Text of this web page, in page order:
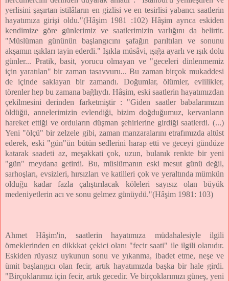
yerlisini şaşırtan istilâların en gizlisi ve en tesirlisi yabancı saatlerin
hayatımıza girişi oldu."(Hâşim 1981 :102) Hâşim ayrıca eskiden
kendimize göre günlerimiz ve saatlerimizin varlığını da belirtir.
"Müslüman gününün başlangıcını şafağın parıltıları ve sonunu
akşamın ışıkları tayin ederdi." Işıkla müsâvi, ışığa ayarlı ve ışık dolu
günler... Pratik, basit, yorucu olmayan ve "geceleri dinlenmemiz
için yaratılan" bir zaman tasavvuru... Bu zaman birçok mukaddesi
de içinde saklayan bir zamandı. Doğumlar, ölümler, evlilikler,
törenler hep bu zamana bağlıydı. Hâşim, eski saatlerin hayatımızdan
çekilmesini derinden farketmiştir : "Giden saatler babalarımızın
öldüğü, annelerimizin evlendiği, bizim doğduğumuz, kervanların
hareket ettiği ve orduların düşman şehirlerine girdiği saatlerdi. (...)
Yeni "ölçü" bir zelzele gibi, zaman manzaralarını etrafımızda altüst
ederek, eski "gün"ün bütün sedlerini harap etti ve geceyi gündüze
katarak saadeti az, meşakkati çok, uzun, bulanık renkte bir yeni
"gün" meydana getirdi. Bu, müslümanın eski mesut günü değil,
sarhoşları, evsizleri, hırsızları ve katilleri çok ve yeraltında mümkün
olduğu kadar fazla çalıştırılacak köleleri sayısız olan büyük
medeniyetlerin acı ve sonu gelmez günüydü."(Hâşim 1981: 103)
Ahmet Hâşim'in, saatlerin hayatımıza müdahalesiyle ilgili
örneklerinden en dikkkat çekici olanı "fecir saati" ile ilgili olanıdır.
Eskiden rüyasız uykunun sonu ve yıkanma, ibadet etme, neşe ve
ümit başlangıcı olan fecir, artık hayatımızda başka bir hale girdi.
"Birçoklarımız için fecir, artık gecedir. Ve birçoklarımızı güneş, yeni